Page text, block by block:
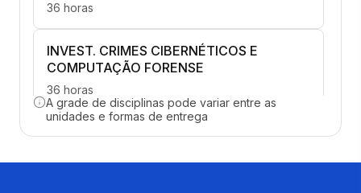
36 horas
INVEST. CRIMES CIBERNÉTICOS E
COMPUTAÇÃO FORENSE
36 horas
AUDITORIA E CONTROLE DE SEG. E CLAS.
A grade de disciplinas pode variar entre as
unidades e formas de entrega